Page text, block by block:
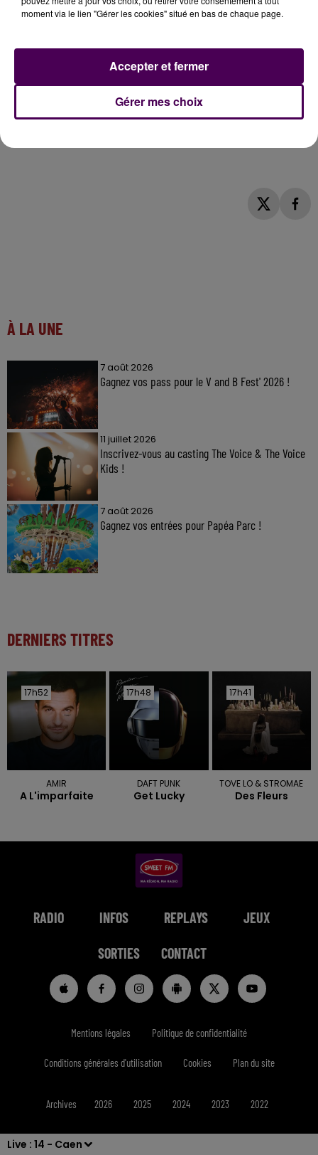
Live : 14 - Caen
À LA UNE
7 août 2026
Gagnez vos pass pour le V and B Fest' 2026 !
11 juillet 2026
Inscrivez-vous au casting The Voice & The Voice
Kids !
7 août 2026
Gagnez vos entrées pour Papéa Parc !
DERNIERS TITRES
17h52
17h52
AMIR
A L'imparfaite
17h48
17h48
DAFT PUNK
Get Lucky
17h41
17h41
TOVE LO & STROMAE
Des Fleurs
RADIO INFOS REPLAYS JEUX
SORTIES CONTACT
Mentions légales Politique de confidentialité
Conditions générales d'utilisation Cookies Plan du site
Archives 2026 2025 2024 2023 2022
moment via le lien "Gérer les cookies" situé en bas de chaque page.
Gérer mes choix
Accepter et fermer